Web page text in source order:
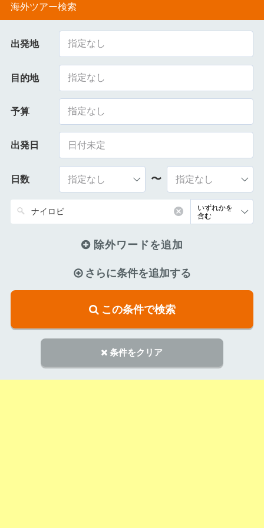
海外ツアー検索
出発地 指定なし
目的地 指定なし
予算 指定なし
出発日
日数 〜
除外ワードを追加
さらに条件を追加する
この条件で検索
条件をクリア